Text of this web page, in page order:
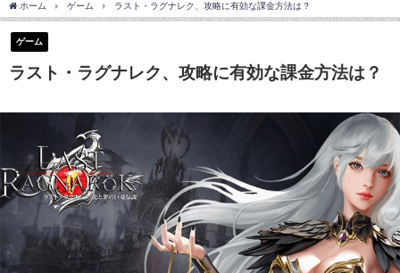
ホーム ゲーム ラスト・ラグナレク、攻略に有効な課金方法は？
ゲーム
ラスト・ラグナレク、攻略に有効な課金方法は？